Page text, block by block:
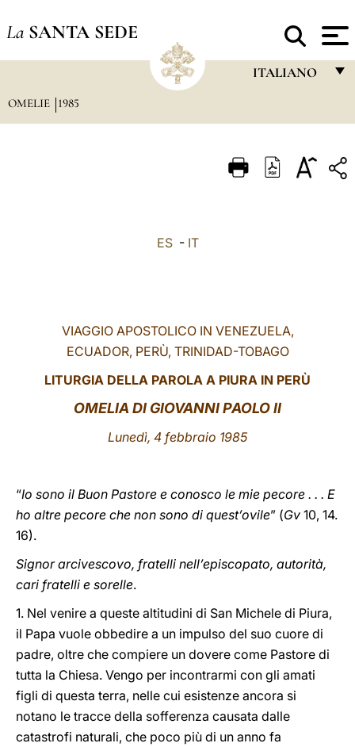
La SANTA SEDE
ITALIANO
ITALIANO
中文
LATINE
OMELIE 1985
ES- IT
VIAGGIO APOSTOLICO IN VENEZUELA,
ECUADOR, PERÙ, TRINIDAD-TOBAGO
LITURGIA DELLA PAROLA A PIURA IN PERÙ
OMELIA DI GIOVANNI PAOLO II
Lunedì, 4 febbraio 1985
“Io sono il Buon Pastore e conosco le mie pecore . . . E
ho altre pecore che non sono di quest’ovile” (Gv 10, 14.
16).
Signor arcivescovo, fratelli nell’episcopato, autorità,
cari fratelli e sorelle.
1. Nel venire a queste altitudini di San Michele di Piura,
il Papa vuole obbedire a un impulso del suo cuore di
padre, oltre che compiere un dovere come Pastore di
tutta la Chiesa. Vengo per incontrarmi con gli amati
figli di questa terra, nelle cui esistenze ancora si
notano le tracce della sofferenza causata dalle
catastrofi naturali, che poco più di un anno fa